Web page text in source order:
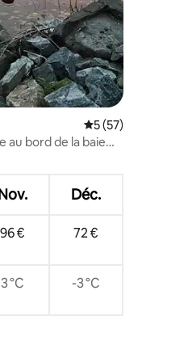
88 commentaires : 4,81 sur 5
Évaluation
5 (57)
au bord de la baie
Déc.
96 € 72 €
3 °C -3 °C